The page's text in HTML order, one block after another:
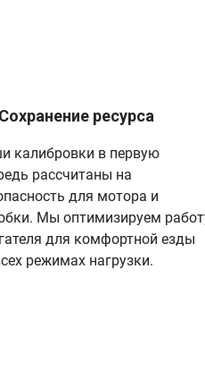
Сохранение ресурса
калибровки в первую
рассчитаны на
для мотора и
Мы оптимизируем
для комфортной езды
режимах нагрузки.